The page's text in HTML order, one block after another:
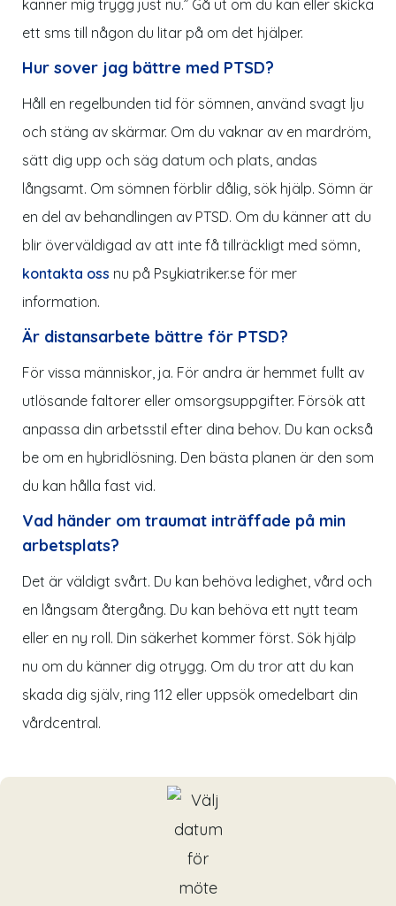
känner mig trygg just nu.” Gå ut om du kan eller skicka
ett sms till någon du litar på om det hjälper.
Hur sover jag bättre med PTSD?
Håll en regelbunden tid för sömnen, använd svagt lju
och stäng av skärmar. Om du vaknar av en mardröm,
sätt dig upp och säg datum och plats, andas
långsamt. Om sömnen förblir dålig, sök hjälp. Sömn är
en del av behandlingen av PTSD. Om du känner att du
blir överväldigad av att inte få tillräckligt med sömn,
kontakta oss nu på Psykiatriker.se för mer
information.
Är distansarbete bättre för PTSD?
För vissa människor, ja. För andra är hemmet fullt av
utlösande faltorer eller omsorgsuppgifter. Försök att
anpassa din arbetsstil efter dina behov. Du kan också
be om en hybridlösning. Den bästa planen är den som
du kan hålla fast vid.
Vad händer om traumat inträffade på min
arbetsplats?
Det är väldigt svårt. Du kan behöva ledighet, vård och
en långsam återgång. Du kan behöva ett nytt team
eller en ny roll. Din säkerhet kommer först. Sök hjälp
nu om du känner dig otrygg. Om du tror att du kan
skada dig själv, ring 112 eller uppsök omedelbart din
vårdcentral.